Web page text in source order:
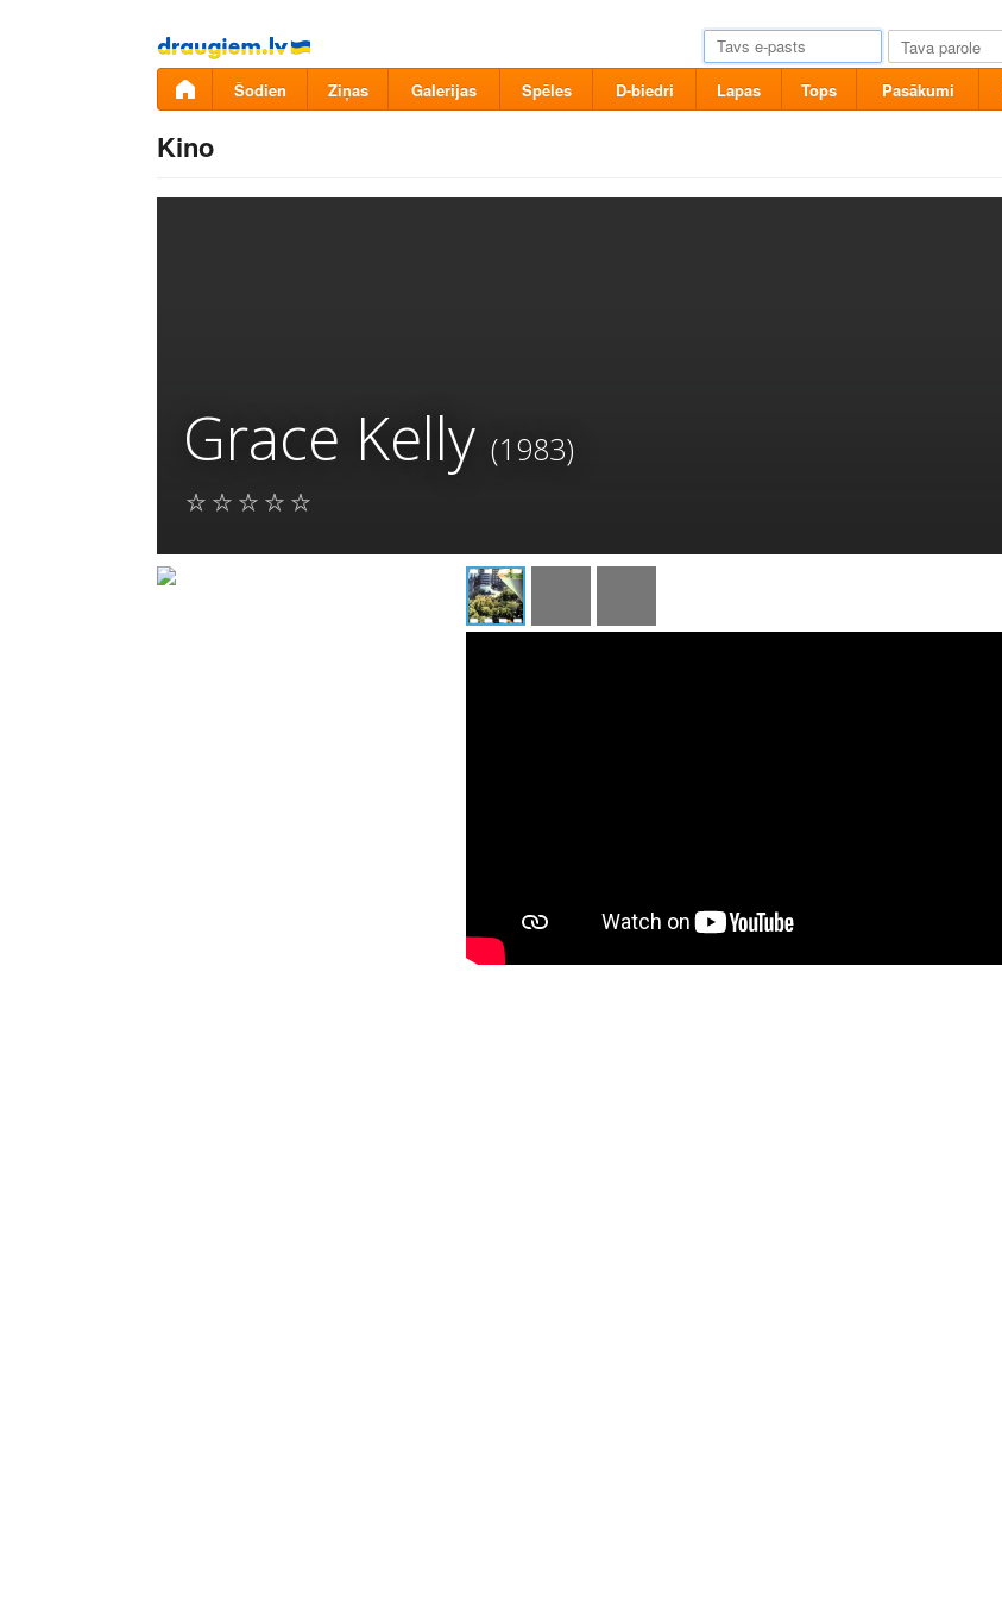
Pāriet
uz
saturu
Šodien Ziņas Galerijas Spēles D-biedri Lapas Tops Pasākumi
Kino
Grace Kelly (1983)